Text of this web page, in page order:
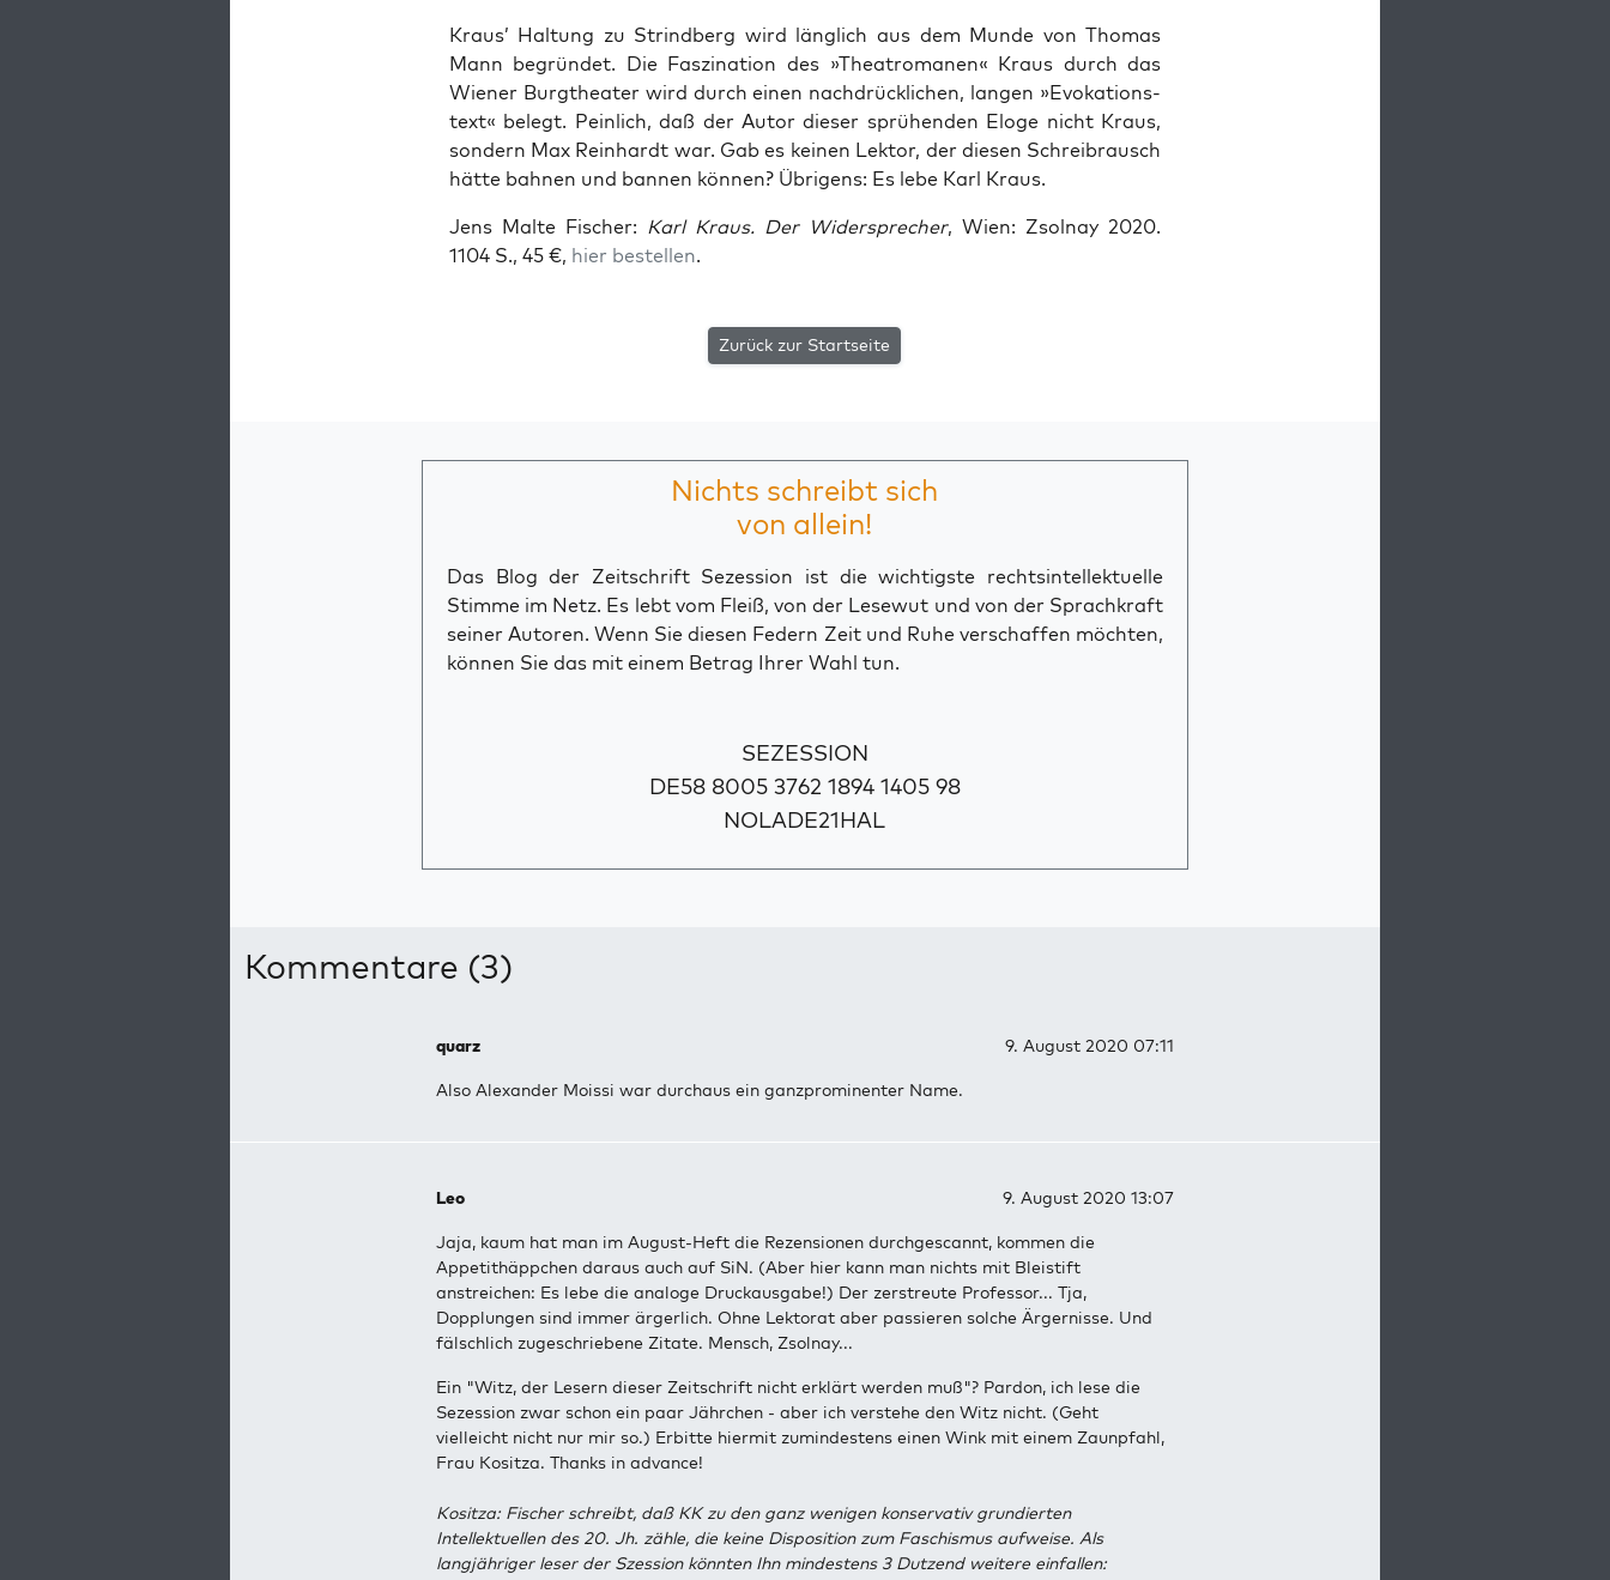
Kraus’ Hal­tung zu Strind­berg wird läng­lich aus dem Mun­de von Tho­mas
Mann begrün­det. Die Fas­zi­na­ti­on des »Theat­ro­ma­nen« Kraus durch das
Wie­ner Burg­thea­ter wird durch einen nach­drück­li­chen, lan­gen »Evo­ka­ti­ons­
text« belegt. Pein­lich, daß der Autor die­ser sprü­hen­den Elo­ge nicht Kraus,
son­dern Max Rein­hardt war. Gab es kei­nen Lek­tor, der die­sen Schreib­rausch
hät­te bah­nen und ban­nen kön­nen? Übri­gens: Es lebe Karl Kraus.
Jens Mal­te Fischer: Karl Kraus. Der Wider­spre­cher, Wien: Zsol­nay 2020.
1104 S., 45 €, hier bestel­len.
Zurück zur Startseite
Nichts schreibt sich
von allein!
Das Blog der Zeitschrift Sezession ist die wichtigste rechtsintellektuelle
Stimme im Netz. Es lebt vom Fleiß, von der Lesewut und von der Sprachkraft
seiner Autoren. Wenn Sie diesen Federn Zeit und Ruhe verschaffen möchten,
können Sie das mit einem Betrag Ihrer Wahl tun.
SEZESSION
DE58 8005 3762 1894 1405 98
NOLADE21HAL
Kommentare (3)
quarz 9. August 2020 07:11
Also Alexander Moissi war durchaus ein ganzprominenter Name.
Leo 9. August 2020 13:07
Jaja, kaum hat man im August-Heft die Rezensionen durchgescannt, kommen die
Appetithäppchen daraus auch auf SiN. (Aber hier kann man nichts mit Bleistift
anstreichen: Es lebe die analoge Druckausgabe!) Der zerstreute Professor... Tja,
Dopplungen sind immer ärgerlich. Ohne Lektorat aber passieren solche Ärgernisse. Und
fälschlich zugeschriebene Zitate. Mensch, Zsolnay...
Ein "Witz, der Lesern dieser Zeitschrift nicht erklärt werden muß"? Pardon, ich lese die
Sezession zwar schon ein paar Jährchen - aber ich verstehe den Witz nicht. (Geht
vielleicht nicht nur mir so.) Erbitte hiermit zumindestens einen Wink mit einem Zaunpfahl,
Frau Kositza. Thanks in advance!
Kositza: Fischer schreibt, daß KK zu den ganz wenigen konservativ grundierten
Intellektuellen des 20. Jh. zähle, die keine Disposition zum Faschismus aufweise. Als
langjähriger leser der Szession könnten Ihn mindestens 3 Dutzend weitere einfallen: